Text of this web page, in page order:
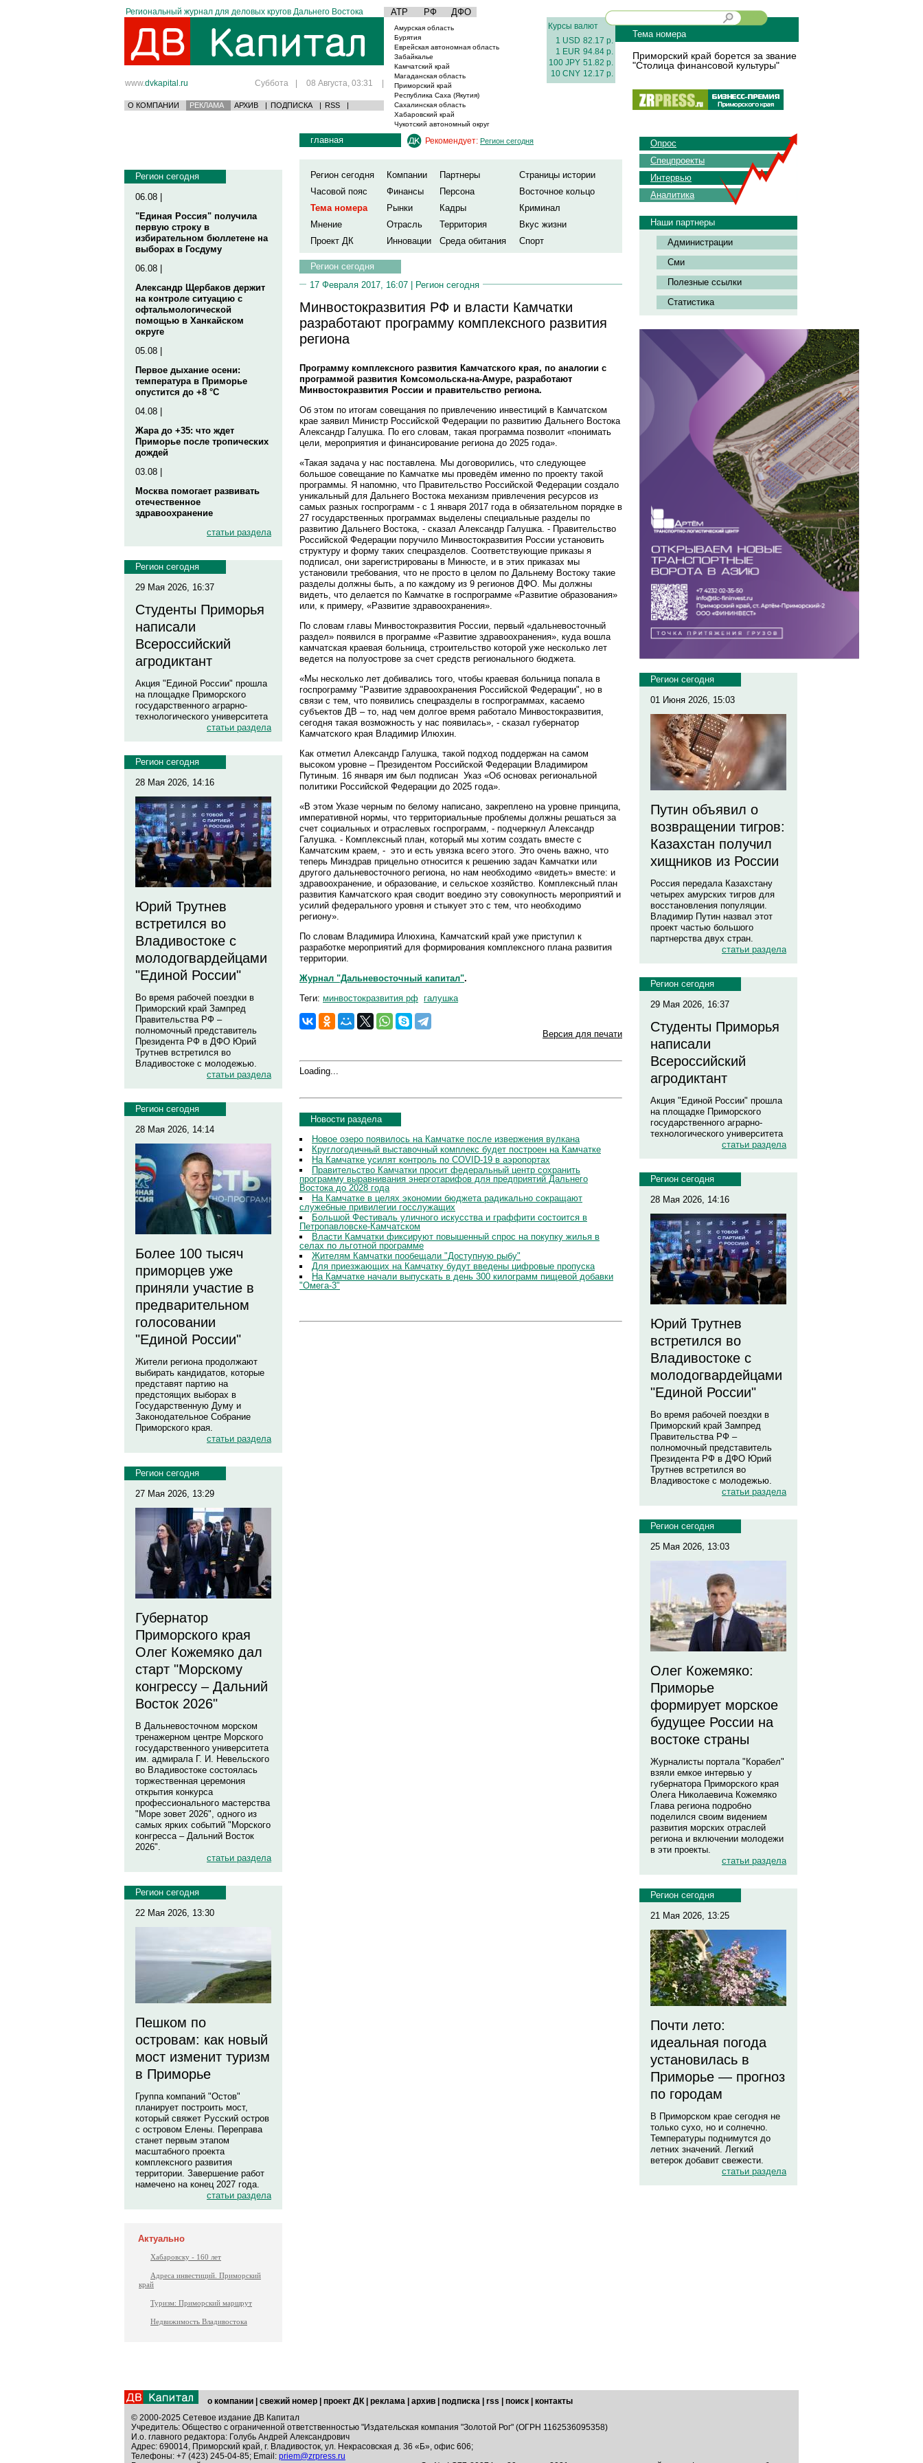
Региональный журнал для деловых кругов Дальнего Востока АТР РФ ДФО
www.dvkapital.ru Суббота | 08 Августа, 03:31 |
О КОМПАНИИ РЕКЛАМА АРХИВ | ПОДПИСКА | RSS |
Амурская область
Бурятия
Еврейская автономная область
Забайкалье
Камчатский край
Магаданская область
Приморский край
Республика Саха (Якутия)
Сахалинская область
Хабаровский край
Чукотский автономный округ
Курсы валют
1 USD 82.17 р.
1 EUR 94.84 р.
100 JPY 51.82 р.
10 CNY 12.17 р.
Тема номера
Приморский край борется за звание
"Столица финансовой культуры"
Регион сегодня
06.08 |
"Единая Россия" получила
первую строку в
избирательном бюллетене на
выборах в Госдуму
06.08 |
Александр Щербаков держит
на контроле ситуацию с
офтальмологической
помощью в Ханкайском
округе
05.08 |
Первое дыхание осени:
температура в Приморье
опустится до +8 °C
04.08 |
Жара до +35: что ждет
Приморье после тропических
дождей
03.08 |
Москва помогает развивать
отечественное
здравоохранение
статьи раздела
Регион сегодня
29 Мая 2026, 16:37
Студенты Приморья
написали
Всероссийский
агродиктант
Акция "Единой России" прошла
на площадке Приморского
государственного аграрно-
технологического университета
статьи раздела
Регион сегодня
28 Мая 2026, 14:16
Юрий Трутнев
встретился во
Владивостоке с
молодогвардейцами
"Единой России"
Во время рабочей поездки в
Приморский край Зампред
Правительства РФ –
полномочный представитель
Президента РФ в ДФО Юрий
Трутнев встретился во
Владивостоке с молодежью.
статьи раздела
Регион сегодня
28 Мая 2026, 14:14
Более 100 тысяч
приморцев уже
приняли участие в
предварительном
голосовании
"Единой России"
Жители региона продолжают
выбирать кандидатов, которые
представят партию на
предстоящих выборах в
Государственную Думу и
Законодательное Собрание
Приморского края.
статьи раздела
Регион сегодня
27 Мая 2026, 13:29
Губернатор
Приморского края
Олег Кожемяко дал
старт "Морскому
конгрессу – Дальний
Восток 2026"
В Дальневосточном морском
тренажерном центре Морского
государственного университета
им. адмирала Г. И. Невельского
во Владивостоке состоялась
торжественная церемония
открытия конкурса
профессионального мастерства
"Море зовет 2026", одного из
самых ярких событий "Морского
конгресса – Дальний Восток
2026".
статьи раздела
Регион сегодня
22 Мая 2026, 13:30
Пешком по
островам: как новый
мост изменит туризм
в Приморье
Группа компаний "Остов"
планирует построить мост,
который свяжет Русский остров
с островом Елены. Переправа
станет первым этапом
масштабного проекта
комплексного развития
территории. Завершение работ
намечено на конец 2027 года.
статьи раздела
Актуально
Хабаровску - 160 лет
Адреса инвестиций. Приморский
край
Туризм: Приморский маршрут
Недвижимость Владивостока
главная Рекомендует: Регион сегодня
Регион сегодня Компании Партнеры
Страницы истории
Часовой пояс
Финансы Персона
Восточное кольцо
Тема номера
Рынки Кадры
Криминал
Мнение
Отрасль Территория
Вкус жизни
Проект ДК
Инновации Среда обитания Спорт
Регион сегодня
17 Февраля 2017, 16:07 | Регион сегодня
Минвостокразвития РФ и власти Камчатки
разработают программу комплексного развития
региона
Программу комплексного развития Камчатского края, по аналогии с
программой развития Комсомольска-на-Амуре, разработают
Минвостокразвития России и правительство региона.
Об этом по итогам совещания по привлечению инвестиций в Камчатском
крае заявил Министр Российской Федерации по развитию Дальнего Востока
Александр Галушка. По его словам, такая программа позволит «понимать
цели, мероприятия и финансирование региона до 2025 года».
«Такая задача у нас поставлена. Мы договорились, что следующее
большое совещание по Камчатке мы проведём именно по проекту такой
программы. Я напомню, что Правительство Российской Федерации создало
уникальный для Дальнего Востока механизм привлечения ресурсов из
самых разных госпрограмм - с 1 января 2017 года в обязательном порядке в
27 государственных программах выделены специальные разделы по
развитию Дальнего Востока, - сказал Александр Галушка. - Правительство
Российской Федерации поручило Минвостокразвития России установить
структуру и форму таких спецразделов. Соответствующие приказы я
подписал, они зарегистрированы в Минюсте, и в этих приказах мы
установили требования, что не просто в целом по Дальнему Востоку такие
разделы должны быть, а по каждому из 9 регионов ДФО. Мы должны
видеть, что делается по Камчатке в госпрограмме «Развитие образования»
или, к примеру, «Развитие здравоохранения».
По словам главы Минвостокразвития России, первый «дальневосточный
раздел» появился в программе «Развитие здравоохранения», куда вошла
камчатская краевая больница, строительство которой уже несколько лет
ведется на полуострове за счет средств регионального бюджета.
«Мы несколько лет добивались того, чтобы краевая больница попала в
госпрограмму "Развитие здравоохранения Российской Федерации", но в
связи с тем, что появились спецразделы в госпрограммах, касаемо
субъектов ДВ – то, над чем долгое время работало Минвостокразвития,
сегодня такая возможность у нас появилась», - сказал губернатор
Камчатского края Владимир Илюхин.
Как отметил Александр Галушка, такой подход поддержан на самом
высоком уровне – Президентом Российской Федерации Владимиром
Путиным. 16 января им был подписан Указ «Об основах региональной
политики Российской Федерации до 2025 года».
«В этом Указе черным по белому написано, закреплено на уровне принципа,
императивной нормы, что территориальные проблемы должны решаться за
счет социальных и отраслевых госпрограмм, - подчеркнул Александр
Галушка. - Комплексный план, который мы хотим создать вместе с
Камчатским краем, - это и есть увязка всего этого. Это очень важно, что
теперь Минздрав прицельно относится к решению задач Камчатки или
другого дальневосточного региона, но нам необходимо «видеть» вместе: и
здравоохранение, и образование, и сельское хозяйство. Комплексный план
развития Камчатского края сводит воедино эту совокупность мероприятий и
усилий федерального уровня и стыкует это с тем, что необходимо
региону».
По словам Владимира Илюхина, Камчатский край уже приступил к
разработке мероприятий для формирования комплексного плана развития
территории.
Журнал "Дальневосточный капитал".
Теги: минвостокразвития рф галушка
Версия для печати
Loading...
Новости раздела
Новое озеро появилось на Камчатке после извержения вулкана
Круглогодичный выставочный комплекс будет построен на Камчатке
На Камчатке усилят контроль по COVID-19 в аэропортах
Правительство Камчатки просит федеральный центр сохранить
программу выравнивания энерготарифов для предприятий Дальнего
Востока до 2028 года
На Камчатке в целях экономии бюджета радикально сокращают
служебные привилегии госслужащих
Большой Фестиваль уличного искусства и граффити состоится в
Петропавловске-Камчатском
Власти Камчатки фиксируют повышенный спрос на покупку жилья в
селах по льготной программе
Жителям Камчатки пообещали "Доступную рыбу"
Для приезжающих на Камчатку будут введены цифровые пропуска
На Камчатке начали выпускать в день 300 килограмм пищевой добавки
"Омега-3"
Опрос
Спецпроекты
Интервью
Аналитика
Наши партнеры
Администрации
Сми
Полезные ссылки
Статистика
Регион сегодня
01 Июня 2026, 15:03
Путин объявил о
возвращении тигров:
Казахстан получил
хищников из России
Россия передала Казахстану
четырех амурских тигров для
восстановления популяции.
Владимир Путин назвал этот
проект частью большого
партнерства двух стран.
статьи раздела
Регион сегодня
29 Мая 2026, 16:37
Студенты Приморья
написали
Всероссийский
агродиктант
Акция "Единой России" прошла
на площадке Приморского
государственного аграрно-
технологического университета
статьи раздела
Регион сегодня
28 Мая 2026, 14:16
Юрий Трутнев
встретился во
Владивостоке с
молодогвардейцами
"Единой России"
Во время рабочей поездки в
Приморский край Зампред
Правительства РФ –
полномочный представитель
Президента РФ в ДФО Юрий
Трутнев встретился во
Владивостоке с молодежью.
статьи раздела
Регион сегодня
25 Мая 2026, 13:03
Олег Кожемяко:
Приморье
формирует морское
будущее России на
востоке страны
Журналисты портала "Корабел"
взяли емкое интервью у
губернатора Приморского края
Олега Николаевича Кожемяко
Глава региона подробно
поделился своим видением
развития морских отраслей
региона и включении молодежи
в эти проекты.
статьи раздела
Регион сегодня
21 Мая 2026, 13:25
Почти лето:
идеальная погода
установилась в
Приморье — прогноз
по городам
В Приморском крае сегодня не
только сухо, но и солнечно.
Температуры поднимутся до
летних значений. Легкий
ветерок добавит свежести.
статьи раздела
о компании свежий номер проект ДК реклама архив подписка rss поиск
контакты
© 2000-2025 Сетевое издание ДВ Капитал
Учредитель: Общество с ограниченной ответственностью "Издательская компания "Золотой Рог" (ОГРН 1162536095358)
И.о. главного редактора: Голубь Андрей Александрович
Адрес: 690014, Приморский край, г. Владивосток, ул. Некрасовская д. 36 «Б», офис 606;
Телефоны: +7 (423) 245-04-85; Email: priem@zrpress.ru